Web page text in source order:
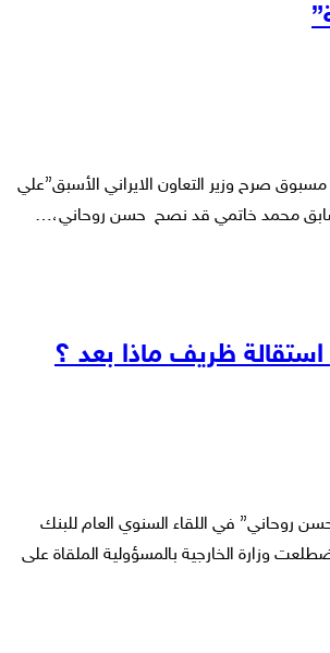
صرح وزير التعاون الايراني الأسبق”علي
محمد خاتمي قد نصح حسن روحاني،…
ظريف ماذا بعد ؟
روحاني” في اللقاء السنوي العام للبنك
وزارة الخارجية بالمسؤولية الملقاة على